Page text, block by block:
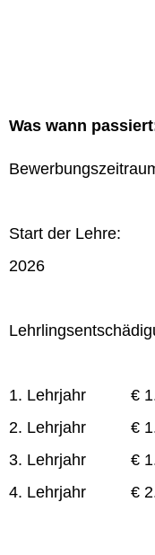
Was wann
Start der
2026
1. Lehrjahr €
2. Lehrjahr €
3. Lehrjahr €
4. Lehrjahr €